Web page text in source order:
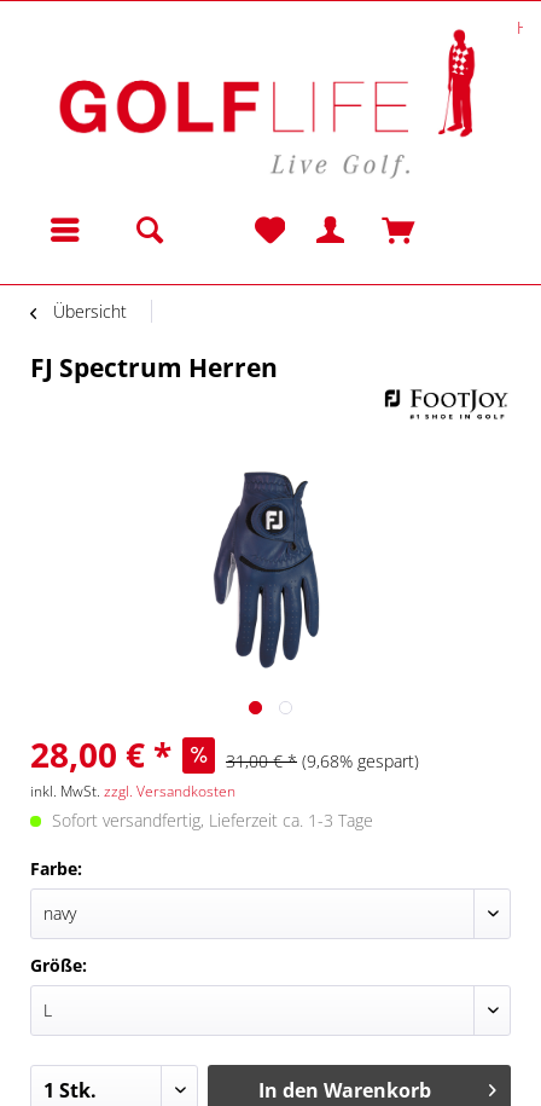
Menü
Übersicht
FJ Spectrum Herren
28,00 € * 31,00 € * (9,68% gespart)
inkl. MwSt. zzgl. Versandkosten
Sofort versandfertig, Lieferzeit ca. 1-3 Tage
Farbe:
Größe:
In den Warenkorb